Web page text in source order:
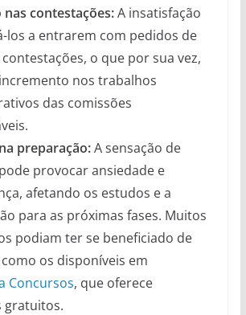
contestações:A insatisfação
los a entrarem com pedidos de
o que por sua vez,
nos trabalhos
das comissões
preparação:A sensação de
provocar ansiedade e
afetando os estudos e a
para as próximas fases. Muitos
podiam ter se beneficiado de
os disponíveis em
Concursos, que oferece
gratuitos.